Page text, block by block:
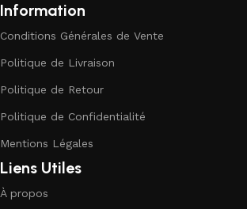
Information
Conditions Générales de Vente
Politique de Livraison
Politique de Retour
Politique de Confidentialité
Mentions Légales
Liens Utiles
À propos